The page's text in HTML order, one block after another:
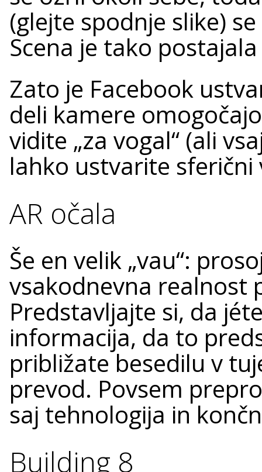
(glejte spodnje slike)
Scena je tako
Zato je Facebook
deli kamere
vidite „za vogal“ (ali
lahko ustvarite sferični
AR očala
Še en velik „vau“:
vsakodnevna realnost
Predstavljajte si, da
informacija, da to
približate besedilu v
prevod. Povsem
saj tehnologija in
Building 8